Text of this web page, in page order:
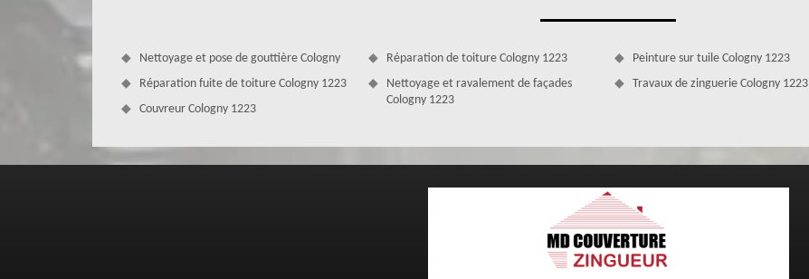
MD Couverture Zingueur, votre couvreur changement de velux à Cologny
Vous prévoyez de remplacer vos anciennes fenêtres de toit ? Peut-être qu’elles ne sont plus aussi performantes qu’avant,
qu’elles sont en mauvais état ou que le modèle que vous disposez n’est plus au goût du jour ? Quelle que soit la raison qui vous
pousse à prendre cette décision, contactez l’entreprise MD Couverture Zingueur si vous avez besoin d’un couvreur changement
Nettoyage et pose de gouttière Cologny
Réparation fuite de toiture Cologny 1223
Couvreur Cologny 1223
Réparation de toiture Cologny 1223
Nettoyage et ravalement de façades
Cologny 1223
Peinture sur tuile Cologny 1223
Travaux de zinguerie Cologny 1223